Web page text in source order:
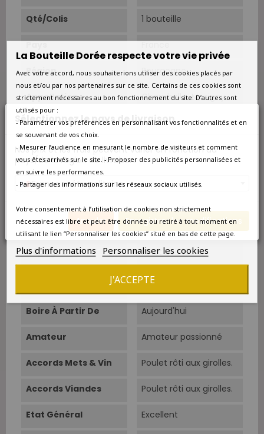
Sélectionnez le pays de livraison
Nos prix et les frais peuvent varier en fonction du
pays/de la région de livraison.
France métropolitaine
Annuler Enregistrer les modifications
Qté/Colis 1 bouteille
Pays France
Région Bourgogne
Appellation Chambolle-Musigny
Couleur Rouge
Type Rouge
Classement
Cépage Dominant Pinot Noir
Cépages Pinot Noir 100%.
15°C-17°C.
Boire À Partir De Aujourd'hui
Amateur Amateur passionné
Accords Mets & Vin Poulet rôti aux girolles.
Accords Viandes Poulet rôti aux girolles.
Etat Général Excellent
La Bouteille Dorée respecte votre vie privée
Avec votre accord, nous souhaiterions utiliser des cookies placés par
nous et/ou par nos partenaires sur ce site. Certains de ces cookies sont
strictement nécessaires au bon fonctionnement du site. D’autres sont
utilisés pour :
- Paramétrer vos préférences en personnalisant vos fonctionnalités et en
se souvenant de vos choix.
- Mesurer l’audience en mesurant le nombre de visiteurs et comment
vous êtes arrivés sur le site. - Proposer des publicités personnalisées et
en suivre les performances.
- Partager des informations sur les réseaux sociaux utilisés.
Votre consentement à l’utilisation de cookies non strictement
nécessaires est libre et peut être donnée ou retiré à tout moment en
utilisant le lien “Personnaliser les cookies” situé en bas de cette page.
Plus d'informations Personnaliser les cookies
J'ACCEPTE